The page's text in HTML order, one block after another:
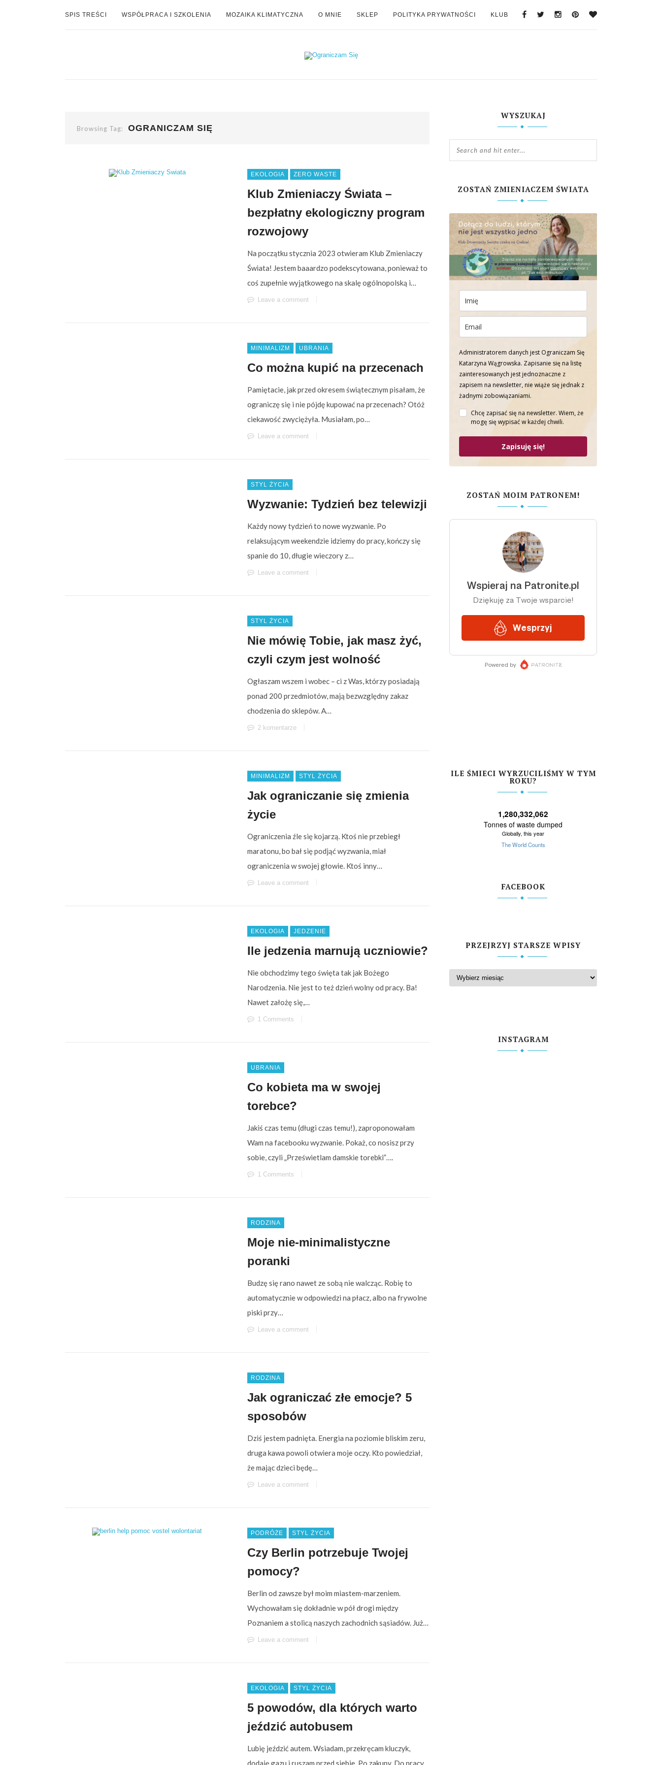
SPIS TREŚCI WSPÓŁPRACA I SZKOLENIA MOZAIKA KLIMATYCZNA O MNIE SKLEP POLITYKA PRYWATNOŚCI KLUB
Browsing Tag: OGRANICZAM SIĘ
EKOLOGIA ZERO WASTE
Klub Zmieniaczy Świata –
bezpłatny ekologiczny program
rozwojowy
Na początku stycznia 2023 otwieram Klub Zmieniaczy
Świata! Jestem baaardzo podekscytowana, ponieważ to
coś zupełnie wyjątkowego na skalę ogólnopolską i…
Leave a comment
MINIMALIZM UBRANIA
Co można kupić na przecenach
Pamiętacie, jak przed okresem świątecznym pisałam, że
ograniczę się i nie pójdę kupować na przecenach? Otóż
ciekawość zwyciężyła. Musiałam, po…
Leave a comment
STYL ŻYCIA
Wyzwanie: Tydzień bez telewizji
Każdy nowy tydzień to nowe wyzwanie. Po
relaksującym weekendzie idziemy do pracy, kończy się
spanie do 10, długie wieczory z…
Leave a comment
STYL ŻYCIA
Nie mówię Tobie, jak masz żyć,
czyli czym jest wolność
Ogłaszam wszem i wobec – ci z Was, którzy posiadają
ponad 200 przedmiotów, mają bezwzględny zakaz
chodzenia do sklepów. A…
2 komentarze
MINIMALIZM STYL ŻYCIA
Jak ograniczanie się zmienia
życie
Ograniczenia źle się kojarzą. Ktoś nie przebiegł
maratonu, bo bał się podjąć wyzwania, miał
ograniczenia w swojej głowie. Ktoś inny…
Leave a comment
EKOLOGIA JEDZENIE
Ile jedzenia marnują uczniowie?
Nie obchodzimy tego święta tak jak Bożego
Narodzenia. Nie jest to też dzień wolny od pracy. Ba!
Nawet założę się,…
1 Comments
UBRANIA
Co kobieta ma w swojej
torebce?
Jakiś czas temu (długi czas temu!), zaproponowałam
Wam na facebooku wyzwanie. Pokaż, co nosisz przy
sobie, czyli „Prześwietlam damskie torebki”….
1 Comments
RODZINA
Moje nie-minimalistyczne
poranki
Budzę się rano nawet ze sobą nie walcząc. Robię to
automatycznie w odpowiedzi na płacz, albo na frywolne
piski przy…
Leave a comment
RODZINA
Jak ograniczać złe emocje? 5
sposobów
Dziś jestem padnięta. Energia na poziomie bliskim zeru,
druga kawa powoli otwiera moje oczy. Kto powiedział,
że mając dzieci będę…
Leave a comment
PODRÓŻE STYL ŻYCIA
Czy Berlin potrzebuje Twojej
pomocy?
Berlin od zawsze był moim miastem-marzeniem.
Wychowałam się dokładnie w pół drogi między
Poznaniem a stolicą naszych zachodnich sąsiadów. Już…
Leave a comment
EKOLOGIA STYL ŻYCIA
5 powodów, dla których warto
jeździć autobusem
Lubię jeździć autem. Wsiadam, przekręcam kluczyk,
dodaję gazu i ruszam przed siebie. Po zakupy. Do pracy.
WYSZUKAJ
ZOSTAŃ ZMIENIACZEM ŚWIATA
Administratorem danych jest Ograniczam Się
Katarzyna Wągrowska. Zapisanie się na listę
zainteresowanych jest jednoznaczne z
zapisem na newsletter, nie wiąże się jednak z
żadnymi zobowiązaniami.
Chcę zapisać się na newsletter. Wiem, że
mogę się wypisać w każdej chwili.
Zapisuję się!
ZOSTAŃ MOIM PATRONEM!
ILE ŚMIECI WYRZUCILIŚMY W TYM
ROKU?
FACEBOOK
PRZEJRZYJ STARSZE WPISY
INSTAGRAM